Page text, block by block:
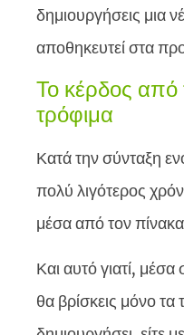
δημιουργήσεις μια
αποθηκευτεί στα
Το κέρδος
τρόφιμα
Κατά την σύνταξη
πολύ λιγότερος
μέσα από τον
Και αυτό γιατί,
θα βρίσκεις μόνο τα